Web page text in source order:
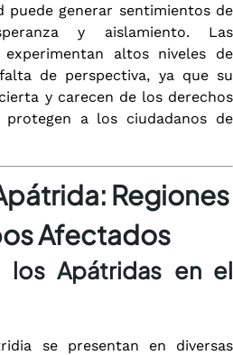
puede generar sentimientos de
y aislamiento. Las
experimentan altos niveles de
de perspectiva, ya que su
y carecen de los derechos
protegen a los ciudadanos de
Regiones
Afectados
los Apátridas en el
se presentan en diversas